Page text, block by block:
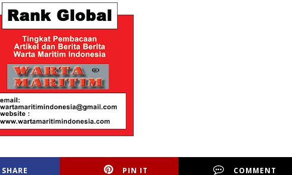
SHARE PIN IT COMMENT